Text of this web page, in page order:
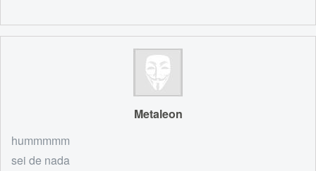
Metaleon
hummmmm
sei de nada